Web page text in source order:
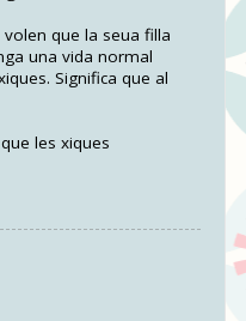
que la seua filla
una vida normal
Significa que al
les xiques